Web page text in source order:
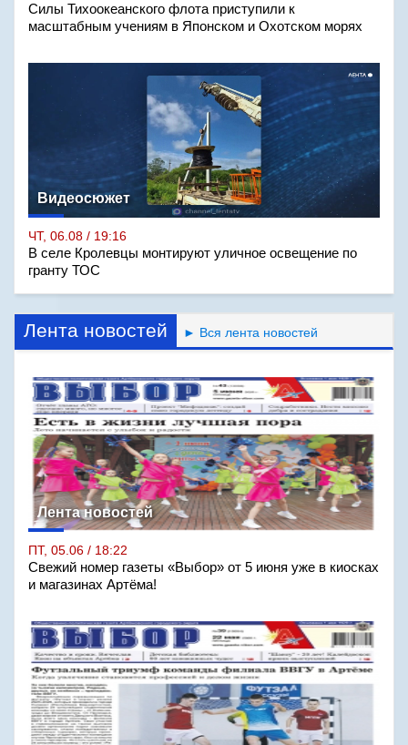
Силы Тихоокеанского флота приступили к
масштабным учениям в Японском и Охотском морях
Видеосюжет
ЧТ, 06.08 / 19:16
В селе Кролевцы монтируют уличное освещение по
гранту ТОС
Лента новостей ► Вся лента новостей
Лента новостей
ПТ, 05.06 / 18:22
Свежий номер газеты «Выбор» от 5 июня уже в киосках
и магазинах Артёма!